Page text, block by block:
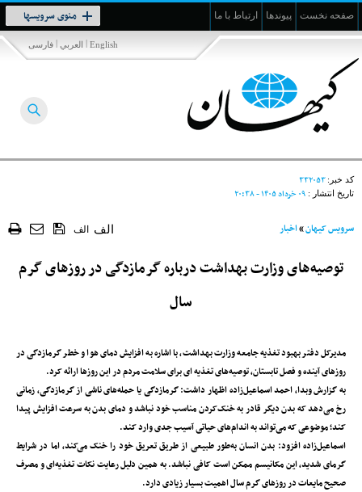
صفحه نخست پیوندها ارتباط با ما منوی سرویسها
Toggle
navigation
فارسی | العربي | English
کد خبر:۳۳۲۰۵۳
تاریخ انتشار : ۰۹ خرداد ۱۴۰۵ - ۲۰:۳۸
سرویس کیهان»اخبار الف الف
توصیه‌های وزارت بهداشت درباره گرمازدگی در روزهای گرم
سال
مدیرکل دفتر بهبود تغذیه جامعه وزارت بهداشت، با اشاره به افزایش دمای هوا و خطر گرمازدگی در
روزهای آینده و فصل تابستان، توصیه‌های تغذیه ای برای سلامت مردم در این روزها ارائه کرد.
به گزارش وبدا، احمد اسماعیل‌زاده اظهار داشت: گرمازدگی یا حمله‌های ناشی از گرمازدگی، زمانی
رخ می‌دهد که بدن دیگر قادر به خنک‌کردن مناسب خود نباشد و دمای بدن به سرعت افزایش پیدا
کند؛ موضوعی که می‌تواند به اندام‌های حیاتی آسیب جدی وارد کند.
اسماعیل‌زاده افزود: بدن انسان به‌طور طبیعی از طریق تعریق خود را خنک می‌کند، اما در شرایط
گرمای شدید، این مکانیسم ممکن است کافی نباشد. به همین دلیل رعایت نکات تغذیه‌ای و مصرف
صحیح مایعات در روزهای گرم سال اهمیت بسیار زیادی دارد.